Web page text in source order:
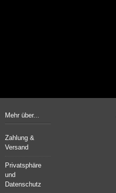
Mehr über...
Zahlung &
Versand
Privatsphäre
und
Datenschutz